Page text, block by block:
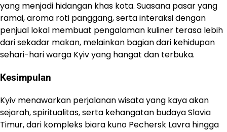
yang menjadi hidangan khas kota. Suasana pasar yang
ramai, aroma roti panggang, serta interaksi dengan
penjual lokal membuat pengalaman kuliner terasa lebih
dari sekadar makan, melainkan bagian dari kehidupan
sehari-hari warga Kyiv yang hangat dan terbuka.
Kesimpulan
Kyiv menawarkan perjalanan wisata yang kaya akan
sejarah, spiritualitas, serta kehangatan budaya Slavia
Timur, dari kompleks biara kuno Pechersk Lavra hingga